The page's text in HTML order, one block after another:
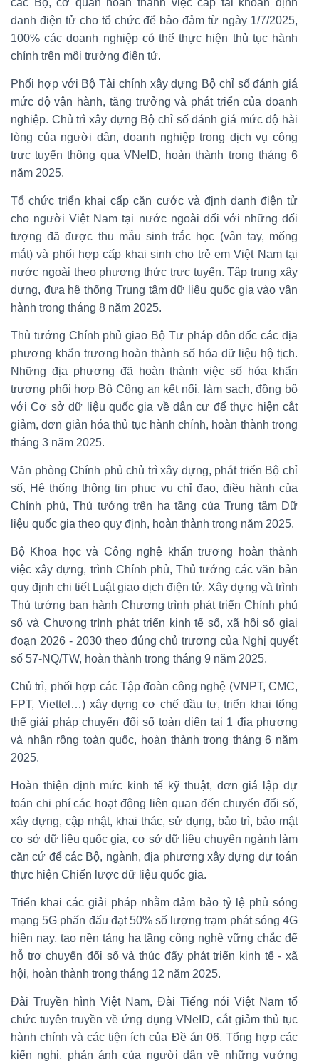
các Bộ, cơ quan hoàn thành việc cấp tài khoản định
danh điện tử cho tổ chức để bảo đảm từ ngày 1/7/2025,
100% các doanh nghiệp có thể thực hiện thủ tục hành
chính trên môi trường điện tử.
Phối hợp với Bộ Tài chính xây dựng Bộ chỉ số đánh giá
mức độ vận hành, tăng trưởng và phát triển của doanh
nghiệp. Chủ trì xây dựng Bộ chỉ số đánh giá mức độ hài
lòng của người dân, doanh nghiệp trong dịch vụ công
trực tuyến thông qua VNeID, hoàn thành trong tháng 6
năm 2025.
Tổ chức triển khai cấp căn cước và định danh điện tử
cho người Việt Nam tại nước ngoài đối với những đối
tượng đã được thu mẫu sinh trắc học (vân tay, mống
mắt) và phối hợp cấp khai sinh cho trẻ em Việt Nam tại
nước ngoài theo phương thức trực tuyến. Tập trung xây
dựng, đưa hệ thống Trung tâm dữ liệu quốc gia vào vận
hành trong tháng 8 năm 2025.
Thủ tướng Chính phủ giao Bộ Tư pháp đôn đốc các địa
phương khẩn trương hoàn thành số hóa dữ liệu hộ tịch.
Những địa phương đã hoàn thành việc số hóa khẩn
trương phối hợp Bộ Công an kết nối, làm sạch, đồng bộ
với Cơ sở dữ liệu quốc gia về dân cư để thực hiện cắt
giảm, đơn giản hóa thủ tục hành chính, hoàn thành trong
tháng 3 năm 2025.
Văn phòng Chính phủ chủ trì xây dựng, phát triển Bộ chỉ
số, Hệ thống thông tin phục vụ chỉ đạo, điều hành của
Chính phủ, Thủ tướng trên hạ tầng của Trung tâm Dữ
liệu quốc gia theo quy định, hoàn thành trong năm 2025.
Bộ Khoa học và Công nghệ khẩn trương hoàn thành
việc xây dựng, trình Chính phủ, Thủ tướng các văn bản
quy định chi tiết Luật giao dịch điện tử. Xây dựng và trình
Thủ tướng ban hành Chương trình phát triển Chính phủ
số và Chương trình phát triển kinh tế số, xã hội số giai
đoạn 2026 - 2030 theo đúng chủ trương của Nghị quyết
số 57-NQ/TW, hoàn thành trong tháng 9 năm 2025.
Chủ trì, phối hợp các Tập đoàn công nghệ (VNPT, CMC,
FPT, Viettel…) xây dựng cơ chế đầu tư, triển khai tổng
thể giải pháp chuyển đổi số toàn diện tại 1 địa phương
và nhân rộng toàn quốc, hoàn thành trong tháng 6 năm
2025.
Hoàn thiện định mức kinh tế kỹ thuật, đơn giá lập dự
toán chi phí các hoạt động liên quan đến chuyển đổi số,
xây dựng, cập nhật, khai thác, sử dụng, bảo trì, bảo mật
cơ sở dữ liệu quốc gia, cơ sở dữ liệu chuyên ngành làm
căn cứ để các Bộ, ngành, địa phương xây dựng dự toán
thực hiện Chiến lược dữ liệu quốc gia.
Triển khai các giải pháp nhằm đảm bảo tỷ lệ phủ sóng
mạng 5G phấn đấu đạt 50% số lượng trạm phát sóng 4G
hiện nay, tạo nền tảng hạ tầng công nghệ vững chắc để
hỗ trợ chuyển đổi số và thúc đẩy phát triển kinh tế - xã
hội, hoàn thành trong tháng 12 năm 2025.
Đài Truyền hình Việt Nam, Đài Tiếng nói Việt Nam tổ
chức tuyên truyền về ứng dụng VNeID, cắt giảm thủ tục
hành chính và các tiện ích của Đề án 06. Tổng hợp các
kiến nghị, phản ánh của người dân về những vướng